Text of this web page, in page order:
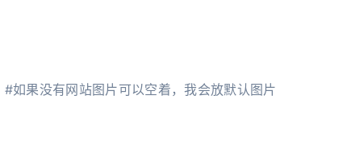
#如果没有网站图片可以空着，我会放默认图片